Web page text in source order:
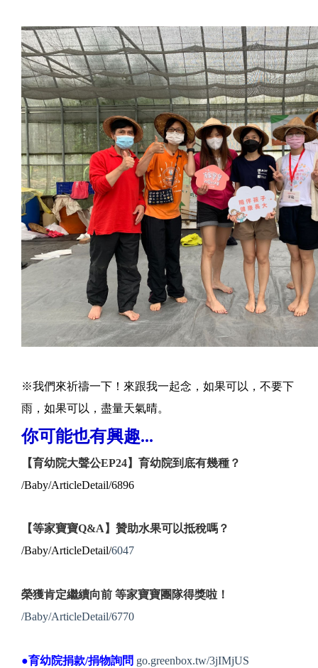
※我們來祈禱一下！來跟我一起念，如果可以，不要下
雨，如果可以，盡量天氣晴。
你可能也有興趣...
【育幼院大聲公EP24】育幼院到底有幾種？
/Baby/ArticleDetail/6896
【等家寶寶Q&A】贊助水果可以抵稅嗎？
/Baby/ArticleDetail/6047
榮獲肯定繼續向前 等家寶寶團隊得獎啦！
/Baby/ArticleDetail/6770
●育幼院捐款/捐物詢問 go.greenbox.tw/3jIMjUS